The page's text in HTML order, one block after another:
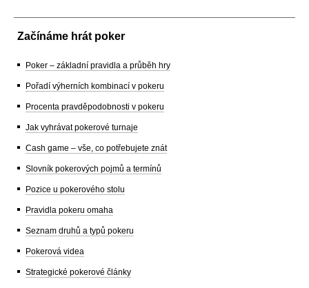
Začínáme hrát poker
Poker – základní pravidla a průběh hry
Pořadí výherních kombinací v pokeru
Procenta pravděpodobnosti v pokeru
Jak vyhrávat pokerové turnaje
Cash game – vše, co potřebujete znát
Slovník pokerových pojmů a termínů
Pozice u pokerového stolu
Pravidla pokeru omaha
Seznam druhů a typů pokeru
Pokerová videa
Strategické pokerové články